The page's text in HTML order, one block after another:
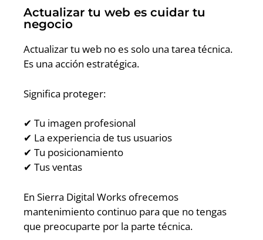
Actualizar tu web es cuidar tu
negocio
Actualizar tu web no es solo una tarea técnica.
Es una acción estratégica.
Significa proteger:
✔ Tu imagen profesional
✔ La experiencia de tus usuarios
✔ Tu posicionamiento
✔ Tus ventas
En Sierra Digital Works ofrecemos
mantenimiento continuo para que no tengas
que preocuparte por la parte técnica.